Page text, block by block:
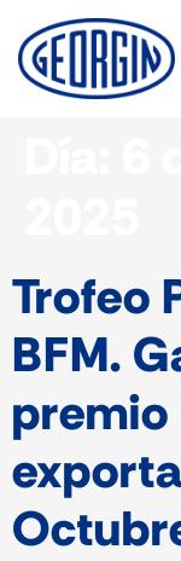
Panel de gestión de
Trofeo
BFM.
premio